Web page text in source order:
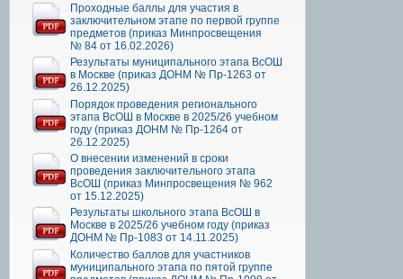
Проходные баллы для участия в
заключительном этапе по первой группе
предметов (приказ Минпросвещения
№ 84 от 16.02.2026)
Результаты муниципального этапа ВсОШ
в Москве (приказ ДОНМ № Пр-1263 от
26.12.2025)
Порядок проведения регионального
этапа ВсОШ в Москве в 2025/26 учебном
году (приказ ДОНМ № Пр-1264 от
26.12.2025)
О внесении изменений в сроки
проведения заключительного этапа
ВсОШ (приказ Минпросвещения № 962
от 15.12.2025)
Результаты школьного этапа ВсОШ в
Москве в 2025/26 учебном году (приказ
ДОНМ № Пр-1083 от 14.11.2025)
Количество баллов для участников
муниципального этапа по пятой группе